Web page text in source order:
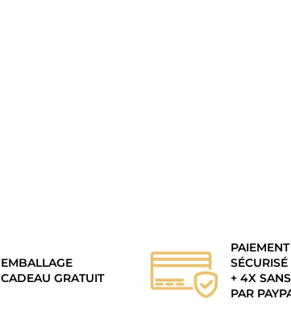
EMBALLAGE
CADEAU GRATUIT
PAIEMENT
+ 4X
PAR